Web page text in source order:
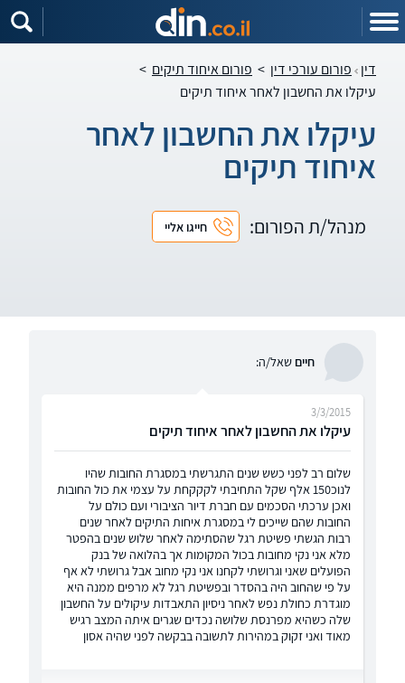
דין פורום עורכי דין > פורום איחוד תיקים >
עיקלו את החשבון לאחר איחוד תיקים
עיקלו את החשבון לאחר
איחוד תיקים
מנהל/ת הפורום: חייגו אליי
חיים שאל/ה:
עיקלו את החשבון לאחר איחוד תיקים
3/3/2015
שלום רב לפני כשש שנים התגרשתי במסגרת החובות שהיו
לנוכ150 אלף שקל התחיבתי לקקקחת על עצמי את כול החובות
ואכן ערכתי הסכמים עם חברת דיור הציבורי ועם כולם על
החובות שהם שייכים לי במסגרת איחות התיקים לאחר שנים
רבות הגשתי פשיטת רגל שהסתימה לאחר שלוש שנים בהפטר
מלא אני נקי מחובות בכול המקומות אך בהלואה של בנק
הפועלים שאני וגרושתי לקחנו אני נקי מחוב אבל גרושתי לא אף
על פי שהחוב היה בהסדר ובפשיטת רגל לא מרפים ממנה היא
מוגדרת כחולת נפש לאחר ניסיון התאבדות עיקולים על החשבון
שלה כשהיא מפרנסת שלושה נכדים שגרים איתה המצב רגיש
מאוד ואני זקוק במהירות לתשובה בבקשה לפני שהיה אסון